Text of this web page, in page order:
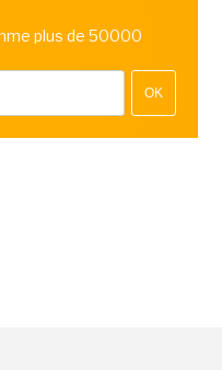
plus de 50000
OK